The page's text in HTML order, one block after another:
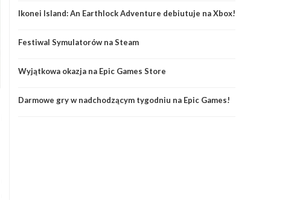
Ikonei Island: An Earthlock Adventure debiutuje na Xbox!
Festiwal Symulatorów na Steam
Wyjątkowa okazja na Epic Games Store
Darmowe gry w nadchodzącym tygodniu na Epic Games!